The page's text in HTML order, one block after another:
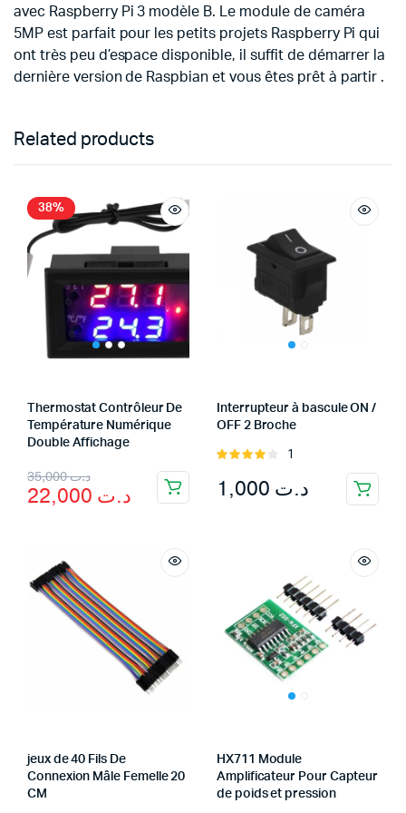
avec Raspberry Pi 3 modèle B. Le module de caméra
5MP est parfait pour les petits projets Raspberry Pi qui
ont très peu d’espace disponible, il suffit de démarrer la
dernière version de Raspbian et vous êtes prêt à partir .
Related products
38%
Thermostat Contrôleur De
Température Numérique
Double Affichage
د.ت35,000
Original
price
د.ت
Current
price
Interrupteur à bascule ON /
OFF 2 Broche
Rated
of 5
1
د.ت
jeux de 40 Fils De
Connexion Mâle Femelle 20
CM
HX711 Module
Amplificateur Pour Capteur
de poids et pression